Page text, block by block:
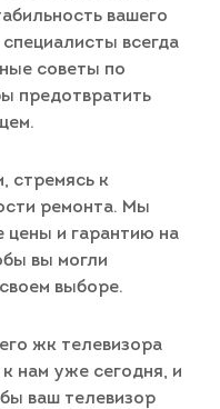
вашего
всегда
советы по
предотвратить
стремясь к
ремонта. Мы
цены и гарантию на
вы могли
выборе.
жк телевизора
нам уже сегодня, и
ваш телевизор